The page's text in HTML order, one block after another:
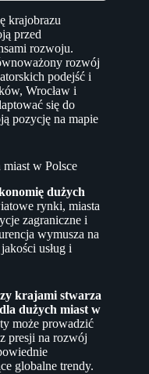
krajobrazu
przed
rozwoju.
rozwój
podejść i
Wrocław i
się do
pozycję na mapie
w Polsce
dużych
rynki, miasta
zagraniczne i
wymusza na
usług i
krajami stwarza
dużych miast w
może prowadzić
presji na rozwój
globalne trendy.